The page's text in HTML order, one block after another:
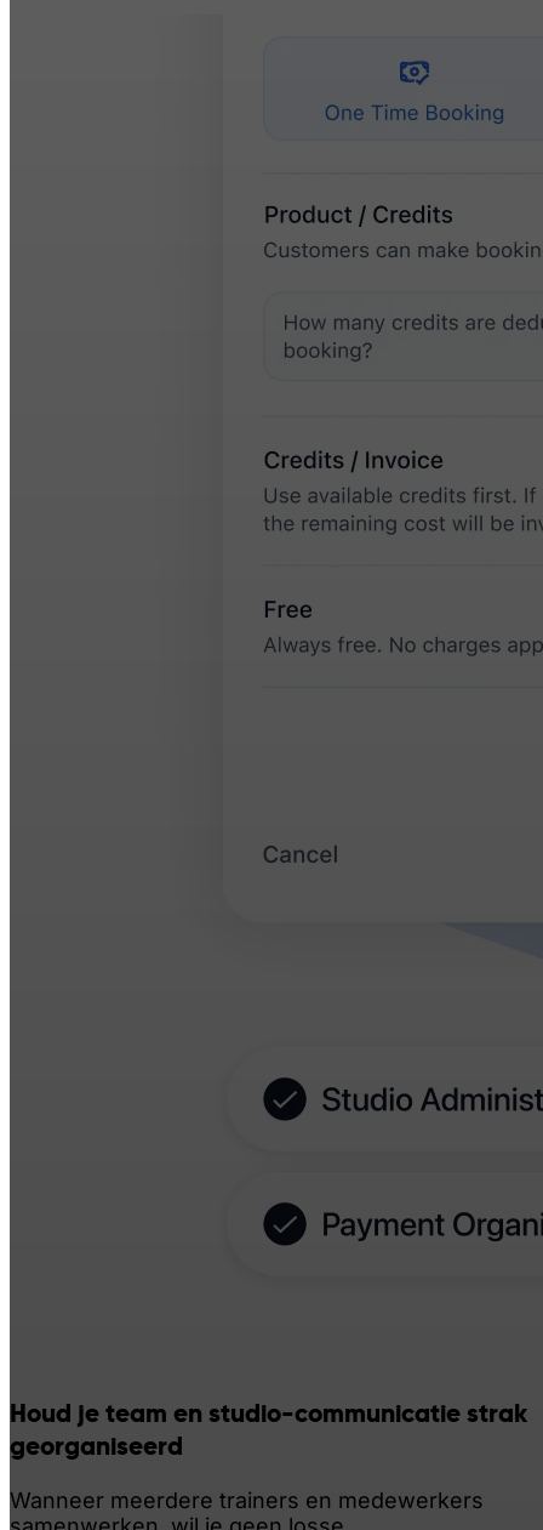
Houd je team en studio-communicatie strak
georganiseerd
Wanneer meerdere trainers en medewerkers